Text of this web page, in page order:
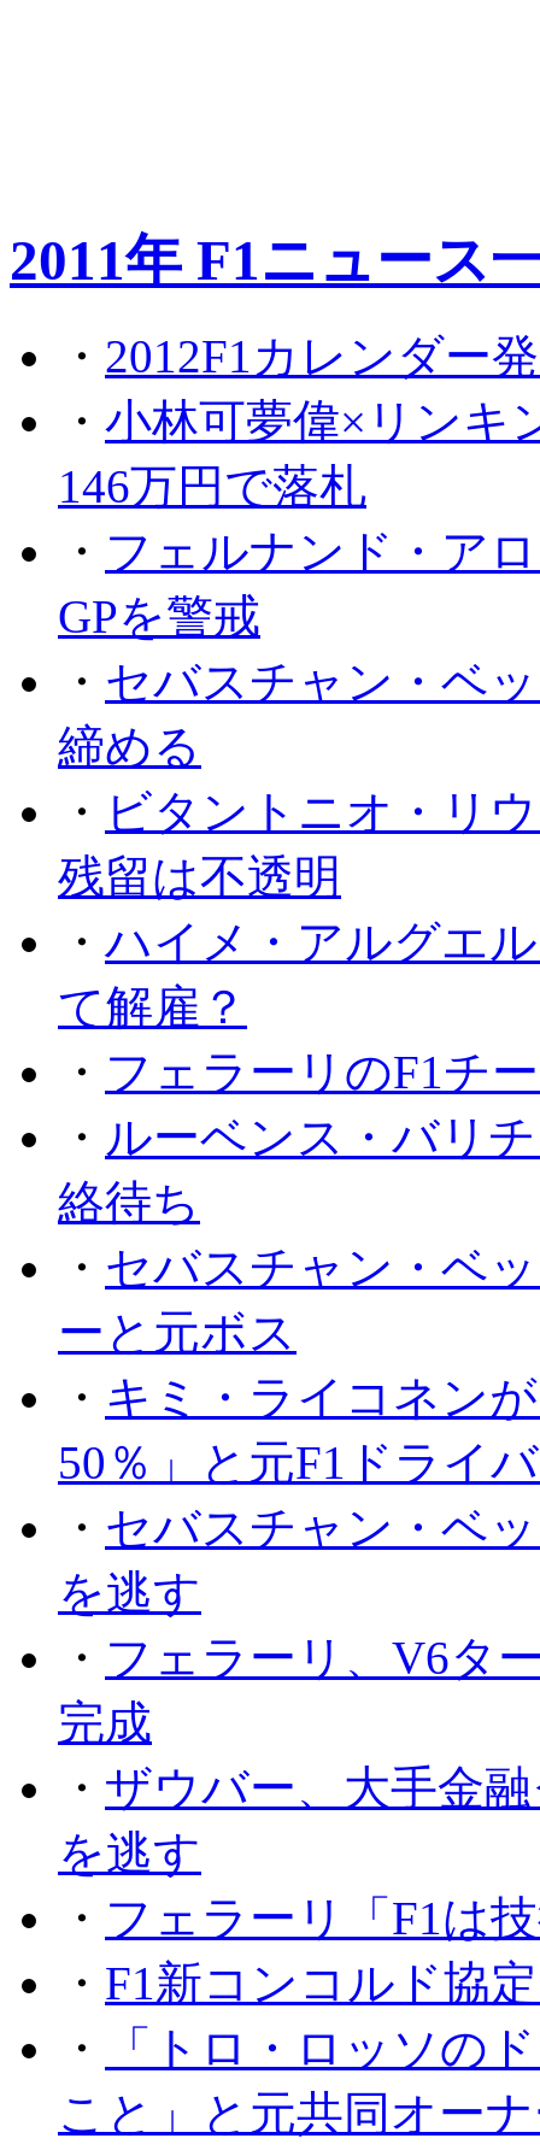
2011年 F1ニュース
・ 2012F1カレンダー
・ 小林可夢偉×リンキ
146万円で落札
・ フェルナンド・ア
GPを警戒
・ セバスチャン・ベ
締める
・ ビタントニオ・リ
残留は不透明
・ハイメ・アルグエ
て解雇？
・ フェラーリのF1チ
・ ルーベンス・バリ
絡待ち
・ セバスチャン・ベ
ーと元ボス
・ キミ・ライコネン
50％」と元F1ドライ
・ セバスチャン・ベ
を逃す
・ フェラーリ、V6タ
完成
・ ザウバー、大手金
を逃す
・ フェラーリ「F1は
・ F1新コンコルド協
・
「トロ・ロッソの
こと」と元共同オー